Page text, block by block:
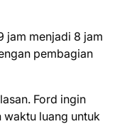
jam menjadi 8 jam
pembagian
Ford ingin
luang untuk